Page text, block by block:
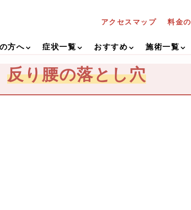
アクセスマップ 料金
方へ 症状一覧 おすすめ 施術一覧
反り腰の落とし穴